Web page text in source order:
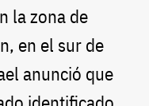
la zona de
en el sur de
anunció que